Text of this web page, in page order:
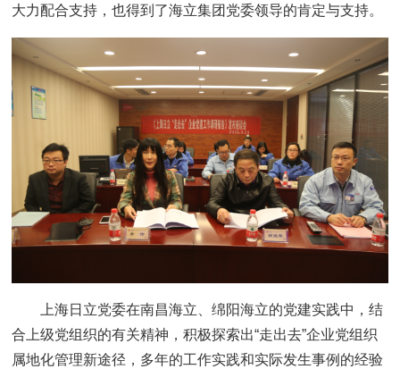
大力配合支持，也得到了海立集团党委领导的肯定与支持。
上海日立党委在南昌海立、绵阳海立的党建实践中，结
合上级党组织的有关精神，积极探索出“走出去”企业党组织
属地化管理新途径，多年的工作实践和实际发生事例的经验